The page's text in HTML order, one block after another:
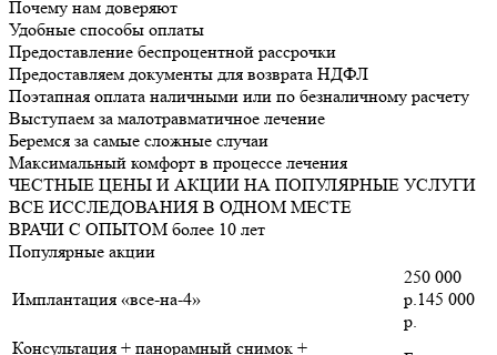
Почему нам доверяют
Удобные способы оплаты
Предоставление беспроцентной рассрочки
Предоставляем документы для возврата НДФЛ
Поэтапная оплата наличными или по безналичному расчету
Выступаем за малотравматичное лечение
Беремся за самые сложные случаи
Максимальный комфорт в процессе лечения
ЧЕСТНЫЕ ЦЕНЫ И АКЦИИ НА ПОПУЛЯРНЫЕ УСЛУГИ
ВСЕ ИССЛЕДОВАНИЯ В ОДНОМ МЕСТЕ
ВРАЧИ С ОПЫТОМ более 10 лет
Популярные акции
Имплантация «все-на-4»
250 000
р.145 000
р.
Консультация + панорамный снимок +